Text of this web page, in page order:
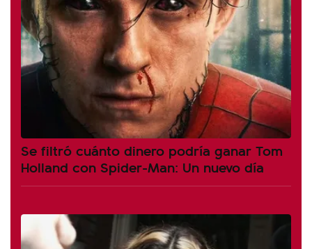
Se filtró cuánto dinero podría ganar Tom
Holland con Spider-Man: Un nuevo día